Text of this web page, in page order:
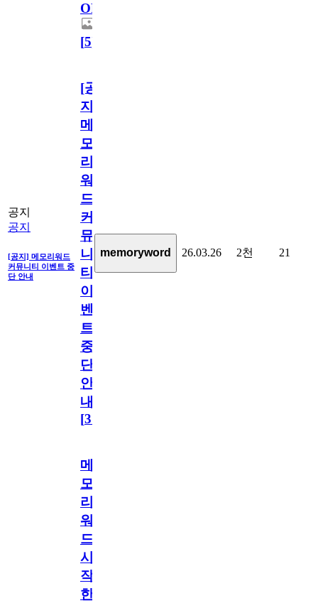
OPEN!
[5]
공지
공지
[공지] 메모리워드
커뮤니티 이벤트 중
단 안내
[공
지]
메
모
리
워
드
커
뮤
니
티
이
벤
트
중
단
안
내
[31
memoryword 26.03.26 2천 21
메
모
리
워
드
시
작
한